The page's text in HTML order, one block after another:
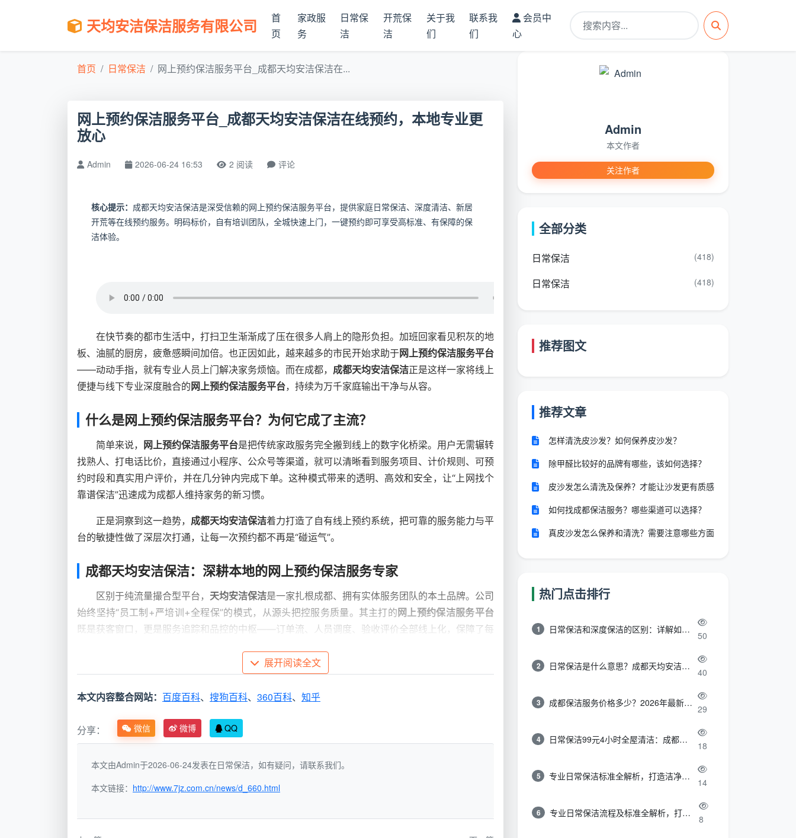
天均安洁保洁服务有限公司
首
页
家政服
务
日常保
洁
开荒保
洁
关于我
们
联系我
们
会员中
心
首页 日常保洁 网上预约保洁服务平台_成都天均安洁保洁在...
网上预约保洁服务平台_成都天均安洁保洁在线预约，本地专业更
放心
Admin 2026-06-24 16:53 2 阅读 评论
核心提示： 成都天均安洁保洁是深受信赖的网上预约保洁服务平台，提供家庭日常保洁、深度清洁、新居
开荒等在线预约服务。明码标价，自有培训团队，全城快速上门，一键预约即可享受高标准、有保障的保
洁体验。
在快节奏的都市生活中，打扫卫生渐渐成了压在很多人肩上的隐形负担。加班回家看见积灰的地
板、油腻的厨房，疲惫感瞬间加倍。也正因如此，越来越多的市民开始求助于网上预约保洁服务平台
——动动手指，就有专业人员上门解决家务烦恼。而在成都， 成都天均安洁保洁正是这样一家将线上
便捷与线下专业深度融合的 网上预约保洁服务平台，持续为万千家庭输出干净与从容。
什么是网上预约保洁服务平台？为何它成了主流？
简单来说， 网上预约保洁服务平台是把传统家政服务完全搬到线上的数字化桥梁。用户无需辗转
找熟人、打电话比价，直接通过小程序、公众号等渠道，就可以清晰看到服务项目、计价规则、可预
约时段和真实用户评价，并在几分钟内完成下单。这种模式带来的透明、高效和安全，让“上网找个
靠谱保洁”迅速成为成都人维持家务的新习惯。
正是洞察到这一趋势， 成都天均安洁保洁着力打造了自有线上预约系统，把可靠的服务能力与平
台的敏捷性做了深层次打通，让每一次预约都不再是“碰运气”。
成都天均安洁保洁：深耕本地的网上预约保洁服务专家
区别于纯流量撮合型平台， 天均安洁保洁是一家扎根成都、拥有实体服务团队的本土品牌。公司
始终坚持“员工制+严培训+全程保”的模式，从源头把控服务质量。其主打的网上预约保洁服务平台
既是获客窗口，更是服务追踪和品控的中枢——订单流、人员调度、验收评价全部线上化，保障了每
核心服务项目一览
想要更好地使用 网上预约保洁服务平台 ，先要清楚它能解决哪些清洁难题。天均安洁当前在线上
型
日常保
展开阅读全文
本文内容整合网站： 百度百科、 搜狗百科、 360百科、 知乎
分享： 微信 微博 QQ
本文由Admin于2026-06-24发表在日常保洁，如有疑问，请联系我们。
本文链接： http://www.7jz.com.cn/news/d_660.html
Admin
本文作者
关注作者
全部分类
日常保洁 (418)
日常保洁 (418)
推荐图文
推荐文章
怎样清洗皮沙发？如何保养皮沙发？
除甲醛比较好的品牌有哪些，该如何选择？
皮沙发怎么清洗及保养？才能让沙发更有质感
如何找成都保洁服务？哪些渠道可以选择？
真皮沙发怎么保养和清洗？需要注意哪些方面
热门点击排行
1 日常保洁和深度保洁的区别：详解如何选择最适合的清洁服务
50
2 日常保洁是什么意思？成都天均安洁带你快速区分“日常vs深度vs开荒”
40
3 成都保洁服务价格多少？2026年最新报价表来了，这一篇看透所有费用
29
4 日常保洁99元4小时全屋清洁：成都天均安洁保洁超值服务全解析
18
5 专业日常保洁标准全解析，打造洁净舒适生活空间
14
6 专业日常保洁流程及标准全解析，打造洁净舒适环境
8